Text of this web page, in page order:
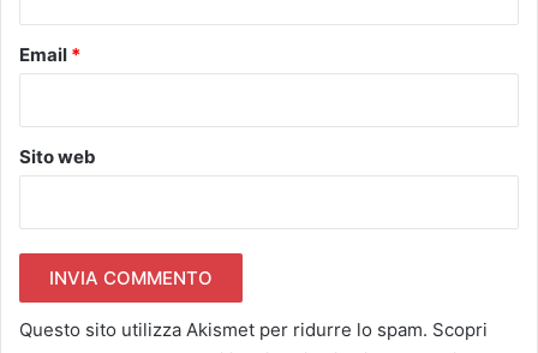
Email *
Sito web
Questo sito utilizza Akismet per ridurre lo spam. Scopri